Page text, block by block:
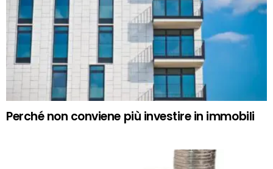
Perché non conviene più investire in immobili